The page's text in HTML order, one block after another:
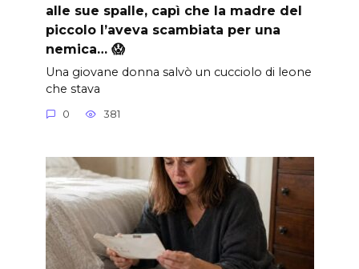
alle sue spalle, capì che la madre del
piccolo l’aveva scambiata per una
nemica… 😱
Una giovane donna salvò un cucciolo di leone
che stava
0 381